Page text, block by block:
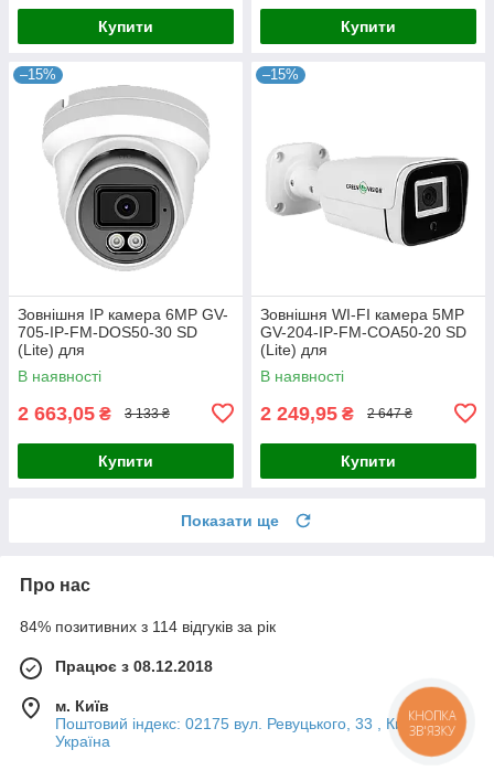
Купити Купити
–15%
Зовнішня IP камера 6MP GV-
705-IP-FM-DOS50-30 SD
(Lite) для
відеоспостереження з
мобільним моніторингом і
В наявності
2 663,05 ₴ 3 133 ₴
Купити
–15%
Зовнішня WI-FI камера 5МР
GV-204-IP-FM-COA50-20 SD
(Lite) для
відеоспостереження з
вбудованим мікрофоном та
В наявності
2 249,95 ₴ 2 647 ₴
Купити
Показати ще
Про нас
84% позитивних з 114 відгуків за рік
Працює з 08.12.2018
м. Київ
Поштовий індекс: 02175 вул. Ревуцького, 33 , Київ,
Україна
КНОПКА
ЗВ'ЯЗКУ